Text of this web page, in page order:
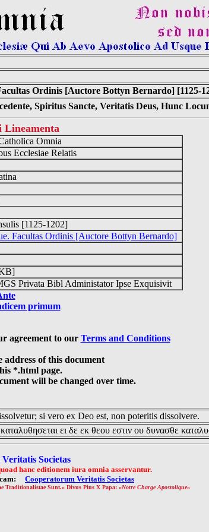
Ordinis [Auctore Bottyn Bernardo] [1125-
Spiritus Sancte, Veritatis Deus, Hunc
Lineamenta
Omnia
Ecclesiae Relatis
[1125-1202]
Facultas Ordinis [Auctore Bottyn Bernardo]
Privata Bibl Administator Ipse Exquisivit
primum
agreement to our Terms and Conditions
of this document
*.html page.
will be changed over time.
si vero ex Deo est, non poteritis dissolvere.
ει δε εκ θεου εστιν ου δυνασθε
Societas
hanc editionem iura omnia asservantur.
Cooperatorum Veritatis Societas
Traditionalistae Sunt.» Divus Pius X Papa: «Notre Charge Apostolique»